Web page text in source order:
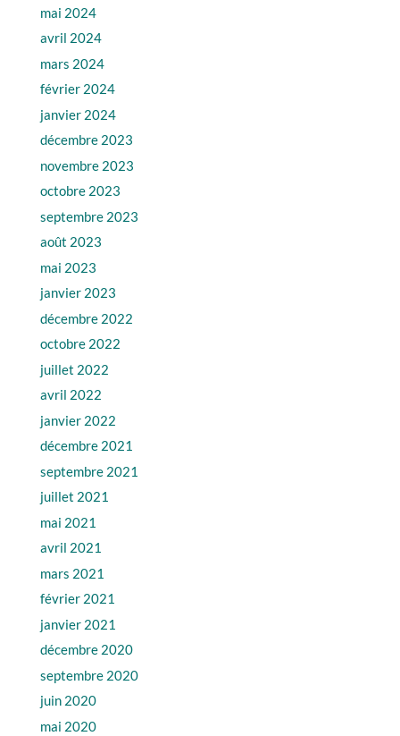
mai 2024
avril 2024
mars 2024
février 2024
janvier 2024
décembre 2023
novembre 2023
octobre 2023
septembre 2023
août 2023
mai 2023
janvier 2023
décembre 2022
octobre 2022
juillet 2022
avril 2022
janvier 2022
décembre 2021
septembre 2021
juillet 2021
mai 2021
avril 2021
mars 2021
février 2021
janvier 2021
décembre 2020
septembre 2020
juin 2020
mai 2020